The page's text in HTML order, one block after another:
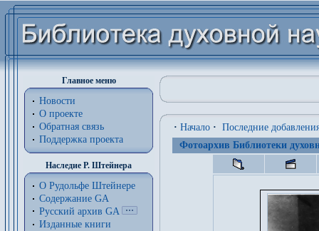
Главное меню
Новости
О проекте
Обратная связь
Поддержка проекта
Наследие Р. Штейнера
О Рудольфе Штейнере
Содержание GA
Русский архив GA
Изданные книги
· Начало · Последние
Фотоархив Библиотеки